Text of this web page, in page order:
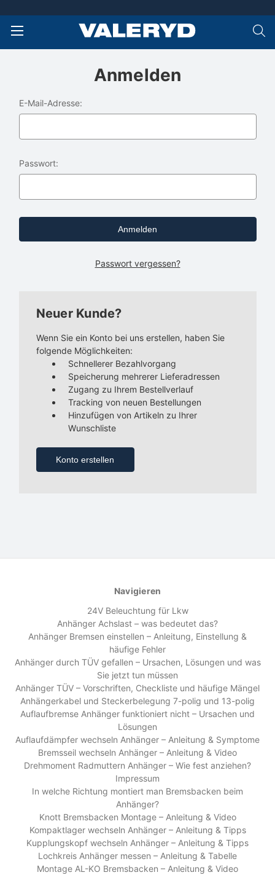
Anmelden
E-Mail-Adresse:
Passwort:
Passwort vergessen?
Neuer Kunde?
Wenn Sie ein Konto bei uns erstellen, haben Sie
folgende Möglichkeiten:
Schnellerer Bezahlvorgang
Speicherung mehrerer Lieferadressen
Zugang zu Ihrem Bestellverlauf
Tracking von neuen Bestellungen
Hinzufügen von Artikeln zu Ihrer
Wunschliste
Konto erstellen
Navigieren
24V Beleuchtung für Lkw
Anhänger Achslast – was bedeutet das?
Anhänger Bremsen einstellen – Anleitung, Einstellung &
häufige Fehler
Anhänger durch TÜV gefallen – Ursachen, Lösungen und was
Sie jetzt tun müssen
Anhänger TÜV – Vorschriften, Checkliste und häufige Mängel
Anhängerkabel und Steckerbelegung 7-polig und 13-polig
Auflaufbremse Anhänger funktioniert nicht – Ursachen und
Lösungen
Auflaufdämpfer wechseln Anhänger – Anleitung & Symptome
Bremsseil wechseln Anhänger – Anleitung & Video
Drehmoment Radmuttern Anhänger – Wie fest anziehen?
Impressum
In welche Richtung montiert man Bremsbacken beim
Anhänger?
Knott Bremsbacken Montage – Anleitung & Video
Kompaktlager wechseln Anhänger – Anleitung & Tipps
Kupplungskopf wechseln Anhänger – Anleitung & Tipps
Lochkreis Anhänger messen – Anleitung & Tabelle
Montage AL-KO Bremsbacken – Anleitung & Video